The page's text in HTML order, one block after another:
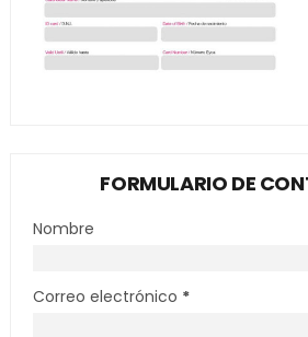
FORMULARIO DE
Nombre
Correo electrónico *